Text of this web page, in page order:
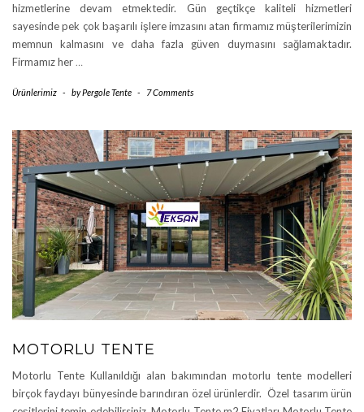
hizmetlerine devam etmektedir. Gün geçtikçe kaliteli hizmetleri
sayesinde pek çok başarılı işlere imzasını atan firmamız müşterilerimizin
memnun kalmasını ve daha fazla güven duymasını sağlamaktadır.
Firmamız her…
Ürünlerimiz - byPergole Tente - 7 Comments
MOTORLU TENTE
Motorlu Tente Kullanıldığı alan bakımından motorlu tente modelleri
birçok faydayı bünyesinde barındıran özel ürünlerdir. Özel tasarım ürün